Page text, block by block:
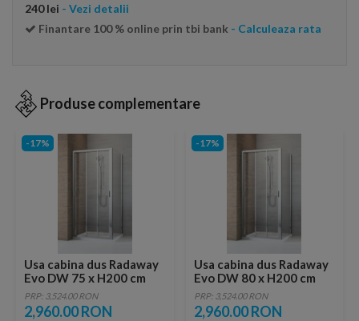
240 lei - Vezi detalii
Finantare 100 % online prin tbi bank - Calculeaza rata
Produse complementare
-17%
Usa cabina dus Radaway
Evo DW 75 x H200 cm
PRP: 3,524.00 RON
2,960.00 RON
-17%
Usa cabina dus Radaway
Evo DW 80 x H200 cm
PRP: 3,524.00 RON
2,960.00 RON